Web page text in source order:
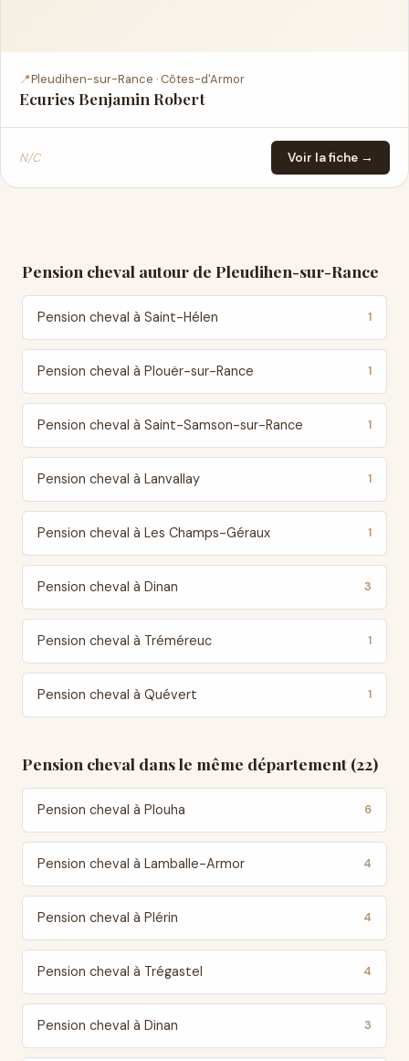
📍Pleudihen-sur-Rance · Côtes-d'Armor
Ecuries Benjamin Robert
N/C Voir la fiche →
Pension cheval autour de Pleudihen-sur-Rance
Pension cheval à Saint-Hélen 1
Pension cheval à Plouër-sur-Rance 1
Pension cheval à Saint-Samson-sur-Rance 1
Pension cheval à Lanvallay 1
Pension cheval à Les Champs-Géraux 1
Pension cheval à Dinan 3
Pension cheval à Tréméreuc 1
Pension cheval à Quévert 1
Pension cheval dans le même département (22)
Pension cheval à Plouha 6
Pension cheval à Lamballe-Armor 4
Pension cheval à Plérin 4
Pension cheval à Trégastel 4
Pension cheval à Dinan 3